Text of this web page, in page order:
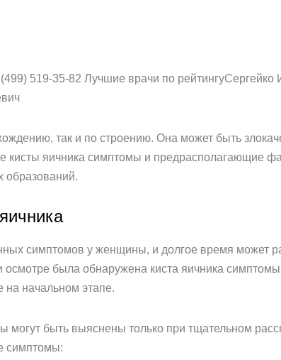
519-35-82 Лучшие врачи по
так и по строению. Она может быть
кисты яичника симптомы и предрасполагающие
образований.
симптомов у женщины, и долгое время может
осмотре была обнаружена киста яичника
на начальном этапе.
могут быть выяснены только при тщательном
симптомы: